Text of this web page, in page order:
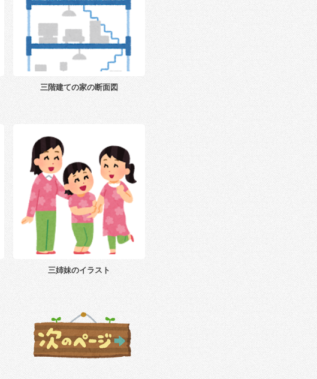
三階建ての家の断面図
三姉妹のイラスト